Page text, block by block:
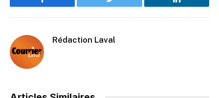
Facebook Twitter LinkedIn
Rédaction Laval